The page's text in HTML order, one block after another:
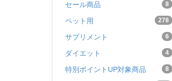
セール商品 8
ペット用 278
サプリメント 6
ダイエット 4
特別ポイントUP対象商品 8